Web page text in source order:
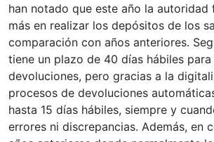
han notado que este año la autoridad
más en realizar los depósitos de los
comparación con años anteriores.
tiene un plazo de 40 días hábiles
devoluciones, pero gracias a la
procesos de devoluciones
hasta 15 días hábiles, siempre y
errores ni discrepancias. Además, en